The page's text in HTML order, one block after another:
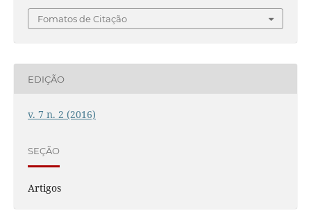
Fomatos de Citação
EDIÇÃO
v. 7 n. 2 (2016)
SEÇÃO
Artigos